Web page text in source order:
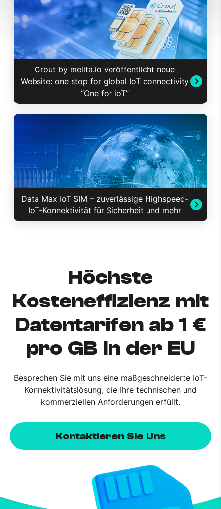
Crout by melita.io veröffentlicht neue
Website: one stop for global IoT connectivity
“One for ioT”
Data Max IoT SIM – zuverlässige Highspeed-
IoT-Konnektivität für Sicherheit und mehr
Höchste
Kosteneffizienz mit
Datentarifen ab 1 €
pro GB in der EU
Besprechen Sie mit uns eine maßgeschneiderte IoT-
Konnektivitätslösung, die Ihre technischen und
kommerziellen Anforderungen erfüllt.
Kontaktieren Sie Uns